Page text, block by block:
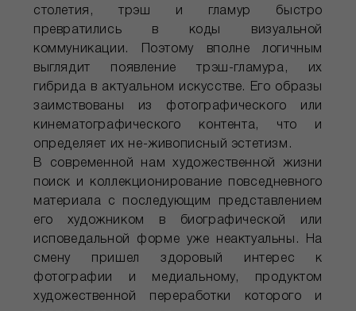
столетия, трэш и гламур быстро
превратились в коды визуальной
коммуникации. Поэтому вполне логичным
выглядит появление трэш-гламура, их
гибрида в актуальном искусстве. Его образы
заимствованы из фотографического или
кинематографического контента, что и
определяет их не-живописный эстетизм.
В современной нам художественной жизни
поиск и коллекционирование повседневного
материала с последующим представлением
его художником в биографической или
исповедальной форме уже неактуальны. На
смену пришел здоровый интерес к
фотографии и медиальному, продуктом
художественной переработки которого и